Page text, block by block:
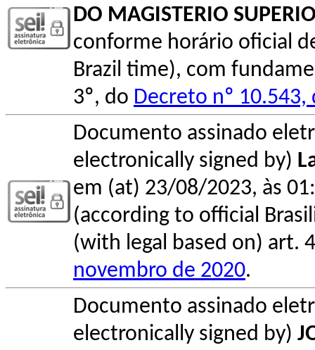
DO MAGISTERIO
conforme horário oficial
Brazil time), com
3º, do Decreto nº
Documento assinado
electronically signed by)
em (at) 23/08/2023, às
(according to official
(with legal based on) art.
novembro de 2020.
Documento assinado
electronically signed by)